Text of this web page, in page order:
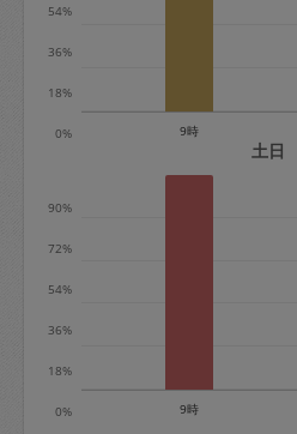
※キャンセル料金の設
定期依頼1回（3時間
0%
18%
36%
54%
9時
土日
0%
18%
36%
54%
72%
90%
9時